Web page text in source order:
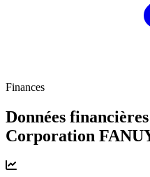
Finances
Données
Corporation